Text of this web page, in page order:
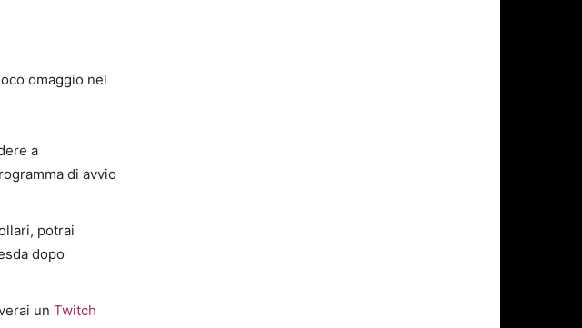
omaggio nel
a
di avvio
potrai
dopo
un Twitch